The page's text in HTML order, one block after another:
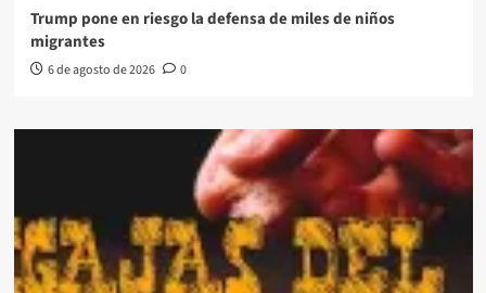
Trump pone en riesgo la defensa de miles de niños
migrantes
6 de agosto de 2026 0